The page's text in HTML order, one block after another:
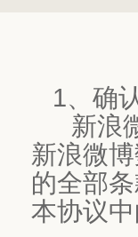
1、确
新浪微
新浪微
的全部
本协议